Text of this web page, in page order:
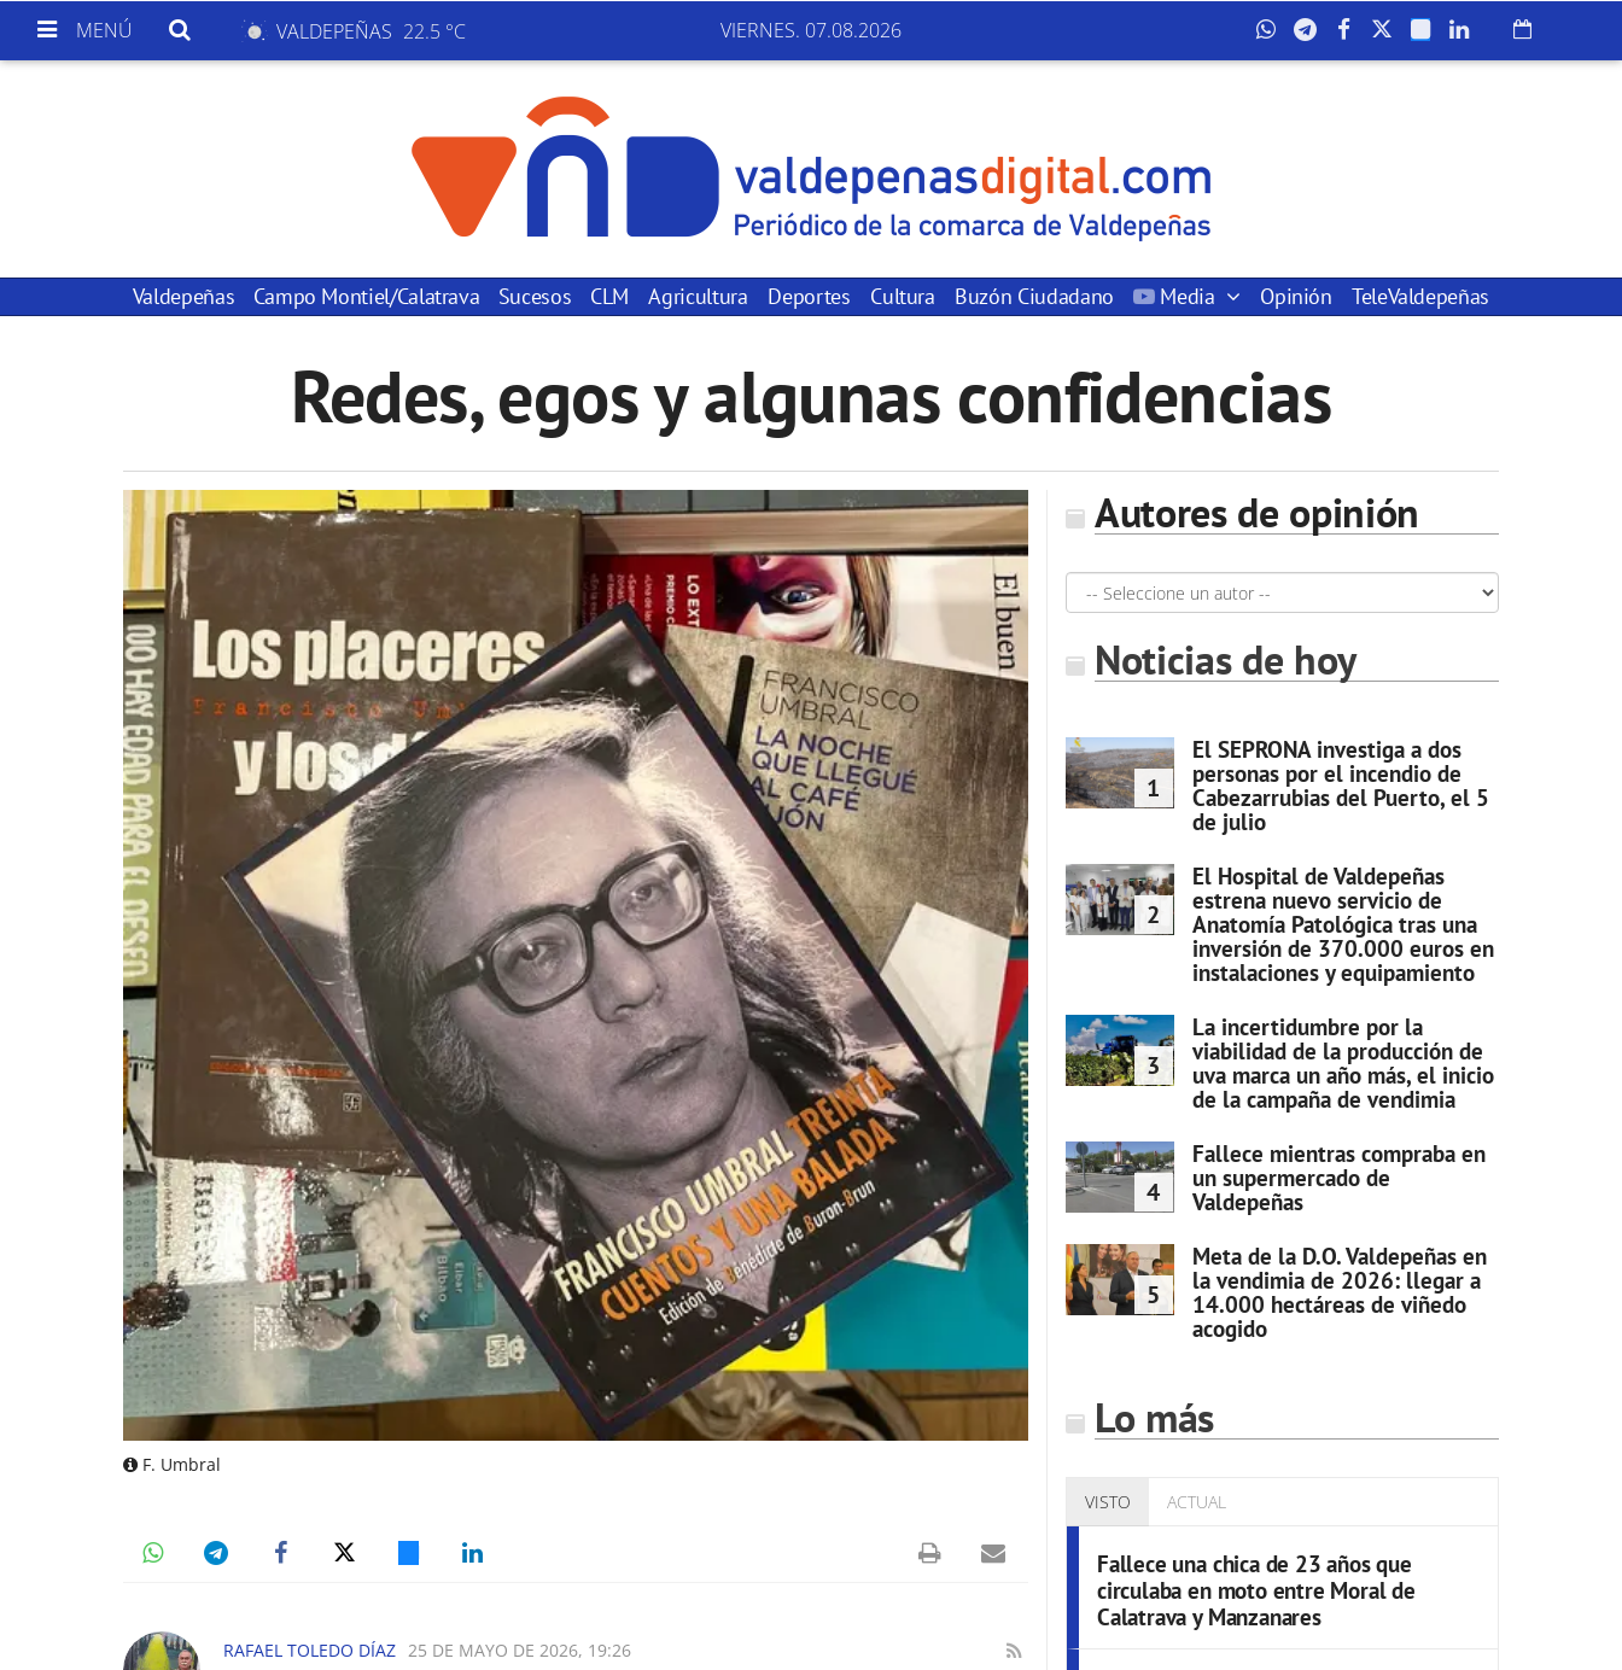
MENÚ VALDEPEÑAS 22.5 °C VIERNES. 07.08.2026
Valdepeñas Campo Montiel/Calatrava Sucesos CLM Agricultura Deportes Cultura Buzón Ciudadano Media Opinión TeleValdepeñas
Redes, egos y algunas confidencias
F. Umbral
RAFAEL TOLEDO DÍAZ 25 DE MAYO DE 2026, 19:26
Autores de opinión
Noticias de hoy
1
El SEPRONA investiga a dos
personas por el incendio de
Cabezarrubias del Puerto, el 5
de julio
2
El Hospital de Valdepeñas
estrena nuevo servicio de
Anatomía Patológica tras una
inversión de 370.000 euros en
instalaciones y equipamiento
3
La incertidumbre por la
viabilidad de la producción de
uva marca un año más, el inicio
de la campaña de vendimia
4
Fallece mientras compraba en
un supermercado de
Valdepeñas
5
Meta de la D.O. Valdepeñas en
la vendimia de 2026: llegar a
14.000 hectáreas de viñedo
acogido
Lo más
VISTO ACTUAL
Fallece una chica de 23 años que
circulaba en moto entre Moral de
Calatrava y Manzanares